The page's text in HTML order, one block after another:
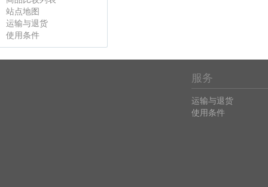
站点地图
运输与退货
使用条件
服务
运输与退货
使用条件